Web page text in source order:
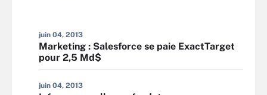
juin 04, 2013
Marketing : Salesforce se paie ExactTarget
pour 2,5 Md$
juin 04, 2013